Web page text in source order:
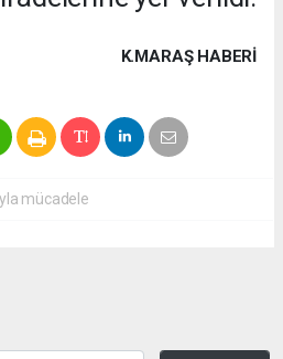
K.MARAŞ HABERİ
mücadele